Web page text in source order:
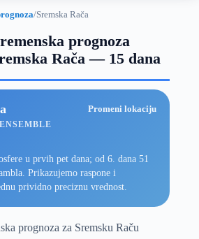
/Sremska Rača
prognoza
Rača — 15 dana
Promeni lokaciju
u prvih pet dana; od 6. dana 51
Prikazujemo raspone i
prividno preciznu vrednost.
prognoza za Sremsku Raču